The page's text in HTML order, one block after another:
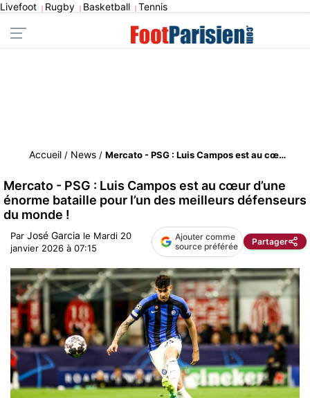
Livefoot | Rugby | Basketball | Tennis
Accueil / News / Mercato - PSG : Luis Campos est au cœur d’une énorme bataille pour l’un des meilleurs défenseurs du monde !
Mercato - PSG : Luis Campos est au cœur d’une
énorme bataille pour l’un des meilleurs défenseurs
du monde !
Par José Garcia le Mardi 20
janvier 2026 à 07:15
Ajouter comme
source préférée
Partager